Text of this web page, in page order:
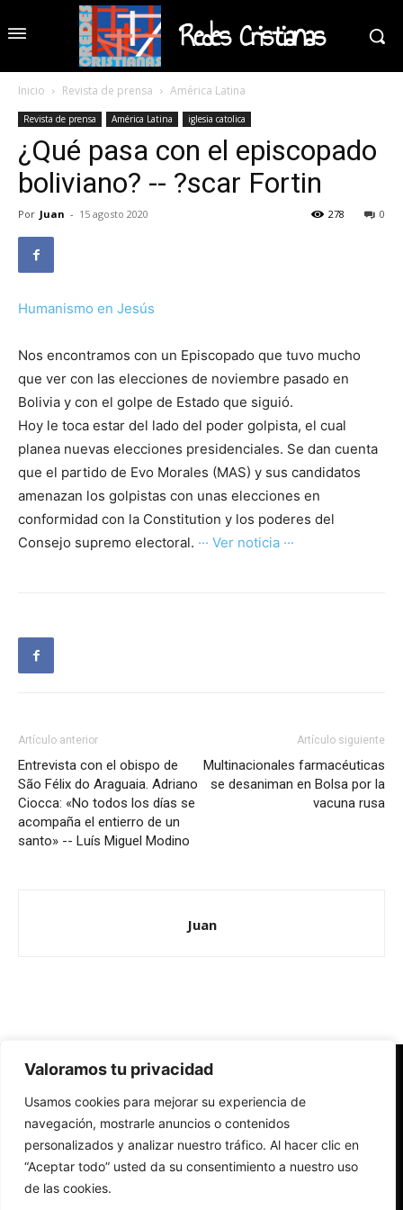
Valoramos tu privacidad
Usamos cookies para mejorar su experiencia de
navegación, mostrarle anuncios o contenidos
personalizados y analizar nuestro tráfico. Al hacer clic en
“Aceptar todo” usted da su consentimiento a nuestro uso
de las cookies.
Redes Cristianas
Inicio Revista de prensa América Latina
Revista de prensa América Latina iglesia catolica
¿Qué pasa con el episcopado
boliviano? -- ?scar Fortin
Por Juan - 15 agosto 2020 0
278
Humanismo en Jesús
Nos encontramos con un Episcopado que tuvo mucho
que ver con las elecciones de noviembre pasado en
Bolivia y con el golpe de Estado que siguió.
Hoy le toca estar del lado del poder golpista, el cual
planea nuevas elecciones presidenciales. Se dan cuenta
que el partido de Evo Morales (MAS) y sus candidatos
amenazan los golpistas con unas elecciones en
conformidad con la Constitution y los poderes del
Consejo supremo electoral. ··· Ver noticia ···
Artículo anterior
Entrevista con el obispo de
São Félix do Araguaia. Adriano
Ciocca: «No todos los días se
acompaña el entierro de un
santo» -- Luís Miguel Modino
Artículo siguiente
Multinacionales farmacéuticas
se desaniman en Bolsa por la
vacuna rusa
Juan
Redes Cristianas
Una mirada alternativa sobre la Iglesia católica y la sociedad
- Colectivos de Redes Cristianas